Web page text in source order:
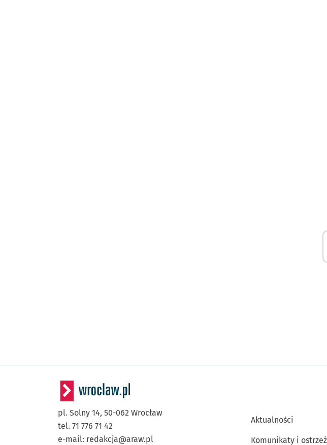
pl. Solny 14, 50-062 Wrocław
tel. 71 776 71 42
e-mail: redakcja@araw.pl
Aktualności
Komunikaty i